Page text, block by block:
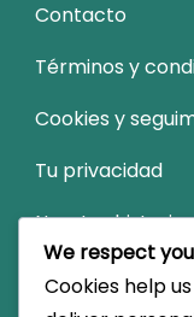
Contacto
Términos y
Cookies y
Tu privacidad
Nuestra historia
Buscar
We respect
Cookies help